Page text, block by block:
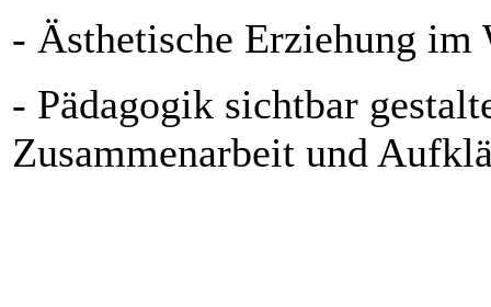
- Ästhetische Erziehung
- Pädagogik sichtbar
Zusammenarbeit und